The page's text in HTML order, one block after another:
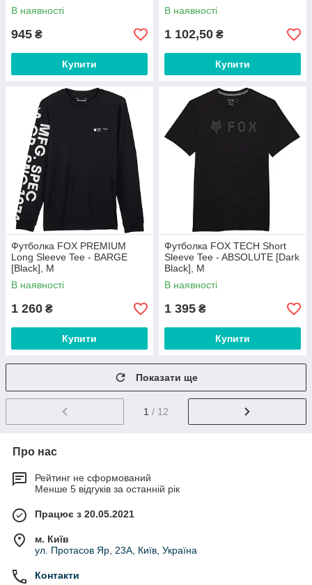
В наявності
945 ₴
Купити
В наявності
1 102,50 ₴
Купити
Футболка FOX PREMIUM
Long Sleeve Tee - BARGE
[Black], M
В наявності
1 260 ₴
Купити
Футболка FOX TECH Short
Sleeve Tee - ABSOLUTE [Dark
Black], M
В наявності
1 395 ₴
Купити
Показати ще
1 / 12
Про нас
Рейтинг не сформований
Менше 5 відгуків за останній рік
Працює з 20.05.2021
м. Київ
ул. Протасов Яр, 23А, Київ, Україна
Контакти